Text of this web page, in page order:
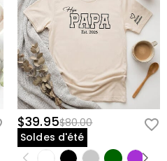
$39.95$80.00
Soldes d'été